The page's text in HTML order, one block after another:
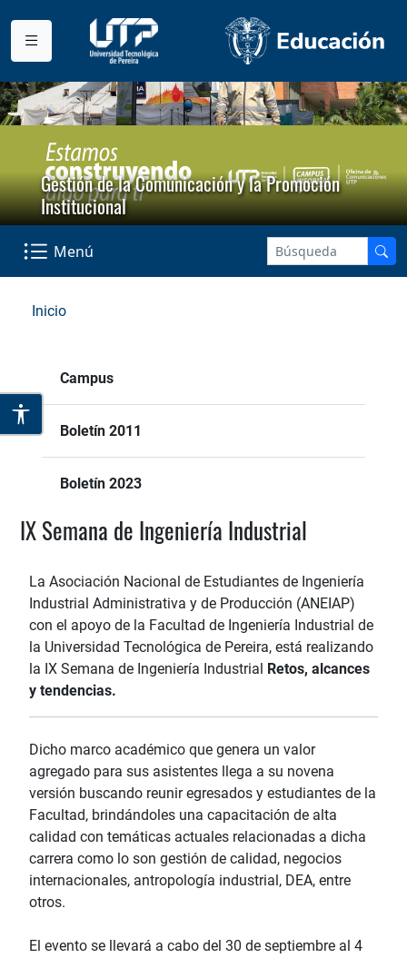
Gestión de la Comunicación y la Promoción
Institucional
Menú
Inicio
Campus
Boletín 2011
Boletín 2023
IX Semana de Ingeniería Industrial
La Asociación Nacional de Estudiantes de Ingeniería
Industrial Administrativa y de Producción (ANEIAP)
con el apoyo de la Facultad de Ingeniería Industrial de
la Universidad Tecnológica de Pereira, está realizando
la IX Semana de Ingeniería Industrial
Retos, alcances
y tendencias.
Dicho marco académico que genera un valor
agregado para sus asistentes llega a su novena
versión buscando reunir egresados y estudiantes de la
Facultad, brindándoles una capacitación de alta
calidad con temáticas actuales relacionadas a dicha
carrera como lo son gestión de calidad, negocios
internacionales, antropología industrial, DEA, entre
otros.
El evento se llevará a cabo del 30 de septiembre al 4